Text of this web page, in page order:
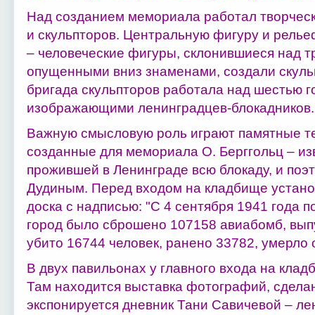
Над созданием мемориала работал
и скульпторов. Центральную фигуру и
– человеческие фигуры, склонившиеся над
опущенными вниз знаменами, создали
бригада скульпторов работала над шестью
изображающими ленинградцев-блокадников.
Важную смысловую роль играют памятные
созданные для мемориала О. Берггольц –
прожившей в Ленинграде всю блокаду, и
Дудиным. Перед входом на кладбище
доска с надписью: "С 4 сентября 1941 года
город было сброшено 107158 авиабомб,
убито 16744 человек, ранено 33782, умерло
В двух павильонах у главного входа на
Там находится выставка фотографий,
экспонируется дневник Тани Савичевой –